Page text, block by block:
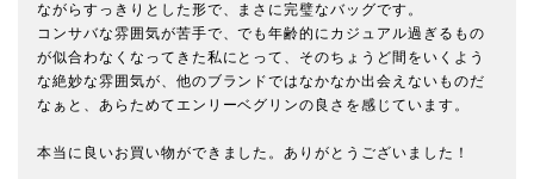
ながらすっきりとした形で、まさに完璧なバッグです。
コンサバな雰囲気が苦手で、でも年齢的にカジュアル過ぎるもの
が似合わなくなってきた私にとって、そのちょうど間をいくよう
な絶妙な雰囲気が、他のブランドではなかなか出会えないものだ
なぁと、あらためてエンリーベグリンの良さを感じています。
本当に良いお買い物ができました。ありがとうございました！